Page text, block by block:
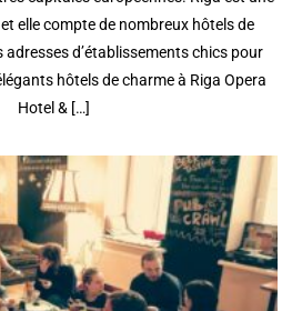
elle compte de nombreux hôtels de
d’établissements chics pour
hôtels de charme à Riga Opera
Hotel & […]